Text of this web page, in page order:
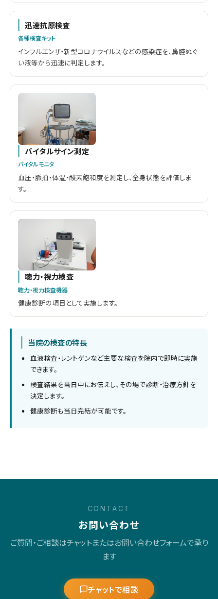
迅速抗原検査
各種検査キット
インフルエンザ・新型コロナウイルスなどの感染症を、鼻腔ぬぐ
い液等から迅速に判定します。
バイタルサイン測定
バイタルモニタ
血圧・脈拍・体温・酸素飽和度を測定し、全身状態を評価しま
す。
聴力・視力検査
聴力・視力検査機器
健康診断の項目として実施します。
当院の検査の特長
血液検査・レントゲンなど主要な検査を院内で即時に実施
できます。
検査結果を当日中にお伝えし、その場で診断・治療方針を
決定します。
健康診断も当日完結が可能です。
CONTACT
お問い合わせ
ご質問・ご相談はチャットまたはお問い合わせフォームで承り
ます
チャットで相談